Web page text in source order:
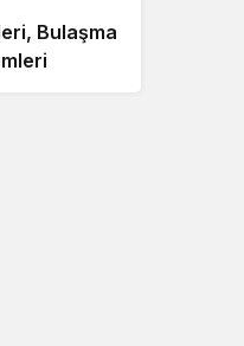
Bulaşma